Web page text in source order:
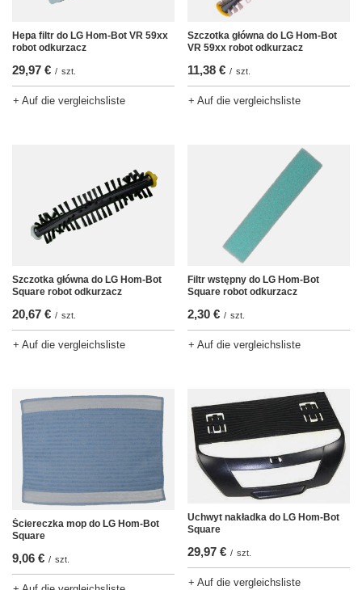
Hepa filtr do LG Hom-Bot VR 59xx
robot odkurzacz
29,97 € / szt.
+ Auf die vergleichsliste
Szczotka główna do LG Hom-Bot
VR 59xx robot odkurzacz
11,38 € / szt.
+ Auf die vergleichsliste
Szczotka główna do LG Hom-Bot
Square robot odkurzacz
20,67 € / szt.
+ Auf die vergleichsliste
Filtr wstępny do LG Hom-Bot
Square robot odkurzacz
2,30 € / szt.
+ Auf die vergleichsliste
Ściereczka mop do LG Hom-Bot
Square
9,06 € / szt.
Uchwyt nakładka do LG Hom-Bot
Square
29,97 € / szt.
+ Auf die vergleichsliste